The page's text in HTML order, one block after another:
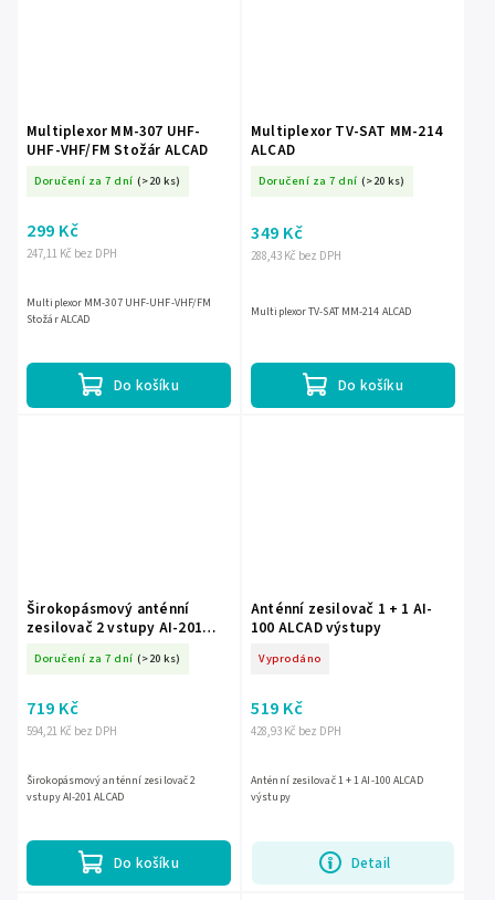
Multiplexor MM-307 UHF-
UHF-VHF/FM Stožár ALCAD
Doručení za 7 dní (>20 ks)
247,11 Kč bez DPH
299 Kč
Do košíku
Multiplexor MM-307 UHF-UHF-VHF/FM
Stožár ALCAD
Multiplexor TV-SAT MM-214
ALCAD
Doručení za 7 dní (>20 ks)
288,43 Kč bez DPH
349 Kč
Do košíku
Multiplexor TV-SAT MM-214 ALCAD
Širokopásmový anténní
zesilovač 2 vstupy AI-201
Doručení za 7 dní (>20 ks)
594,21 Kč bez DPH
719 Kč
Do košíku
Širokopásmový anténní zesilovač 2
vstupy AI-201 ALCAD
Anténní zesilovač 1 + 1 AI-
100 ALCAD výstupy
Vyprodáno
428,93 Kč bez DPH
519 Kč
Detail
Anténní zesilovač 1 + 1 AI-100 ALCAD
výstupy